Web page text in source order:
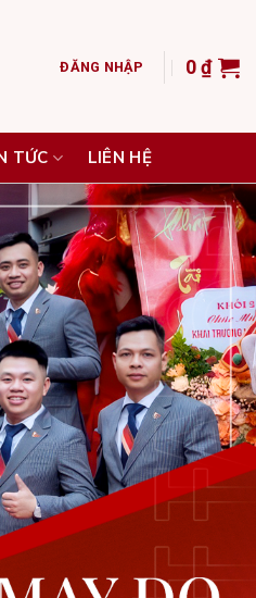
ĐĂNG NHẬP 0₫
TỨC LIÊN HỆ